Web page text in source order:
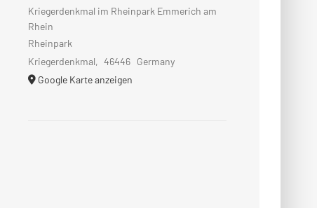
Kriegerdenkmal im Rheinpark Emmerich am
Rhein
Rheinpark
Kriegerdenkmal, 46446 Germany
Google Karte anzeigen